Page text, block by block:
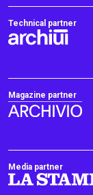
Technical partner
Magazine partner
Media partner